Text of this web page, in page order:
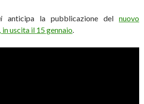
anticipa la pubblicazione del nuovo
in uscita il 15 gennaio